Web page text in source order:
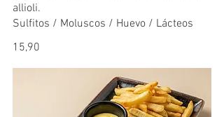
allioli.
Sulfitos / Moluscos / Huevo / Lácteos
15,90